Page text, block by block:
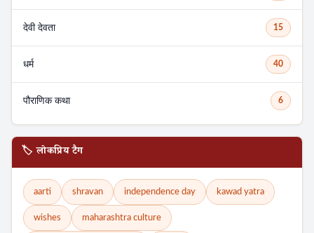
देवी देवता 15
धर्म 40
पौराणिक कथा 6
🏷️ लोकप्रिय टैग
aarti shravan independence day kawad yatra
wishes maharashtra culture